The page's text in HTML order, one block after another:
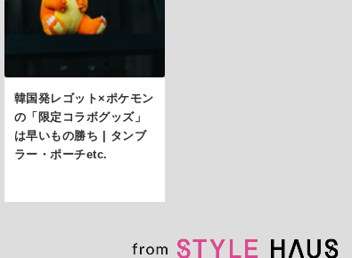
韓国発レゴット×ポケモン
の「限定コラボグッズ」
は早いもの勝ち | タンブ
ラー・ポーチetc.